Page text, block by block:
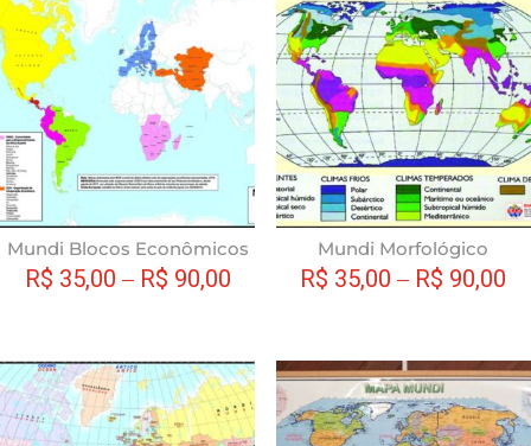
Mundi Blocos Econômicos
R$ 35,00 – R$ 90,00
produto
tem
várias
variantes.
As
opções
podem
ser
escolhidasMundi Morfológico
R$ 35,00 – R$ 90,00
Este
produto
tem